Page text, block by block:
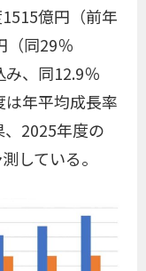
億円（前年
（同29％
、同12.9％
年平均成長率
、2025年度の
している。